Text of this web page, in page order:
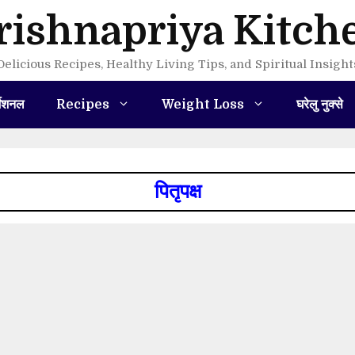
Recipes, Healthy Living Tips, and Spiritual
Recipes Weight Loss घरेलु नुक्से
पितृपक्ष